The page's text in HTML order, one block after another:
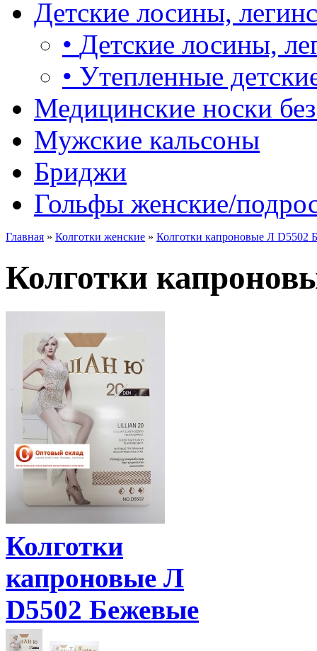
Детские лосины,
• Детские лосины,
• Утепленные
Медицинские носки
Мужские кальсоны
Бриджи
Гольфы женские/
Главная » Колготки женские » Колготки капроновые Л D5502
Колготки
Колготки
капроновые Л
D5502 Бежевые